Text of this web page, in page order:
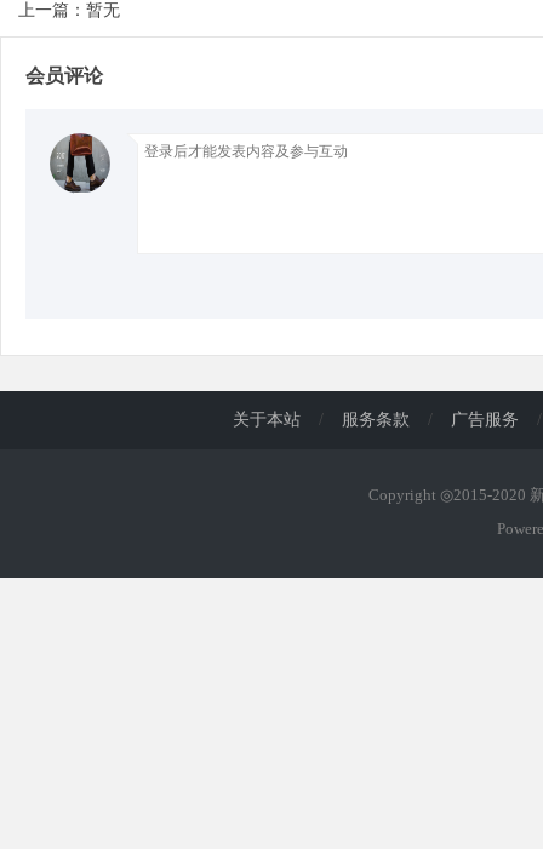
上一篇：暂无
会员评论
关于本站 / 服务条款 / 广告服务 /
Copyright ◎2015-2020